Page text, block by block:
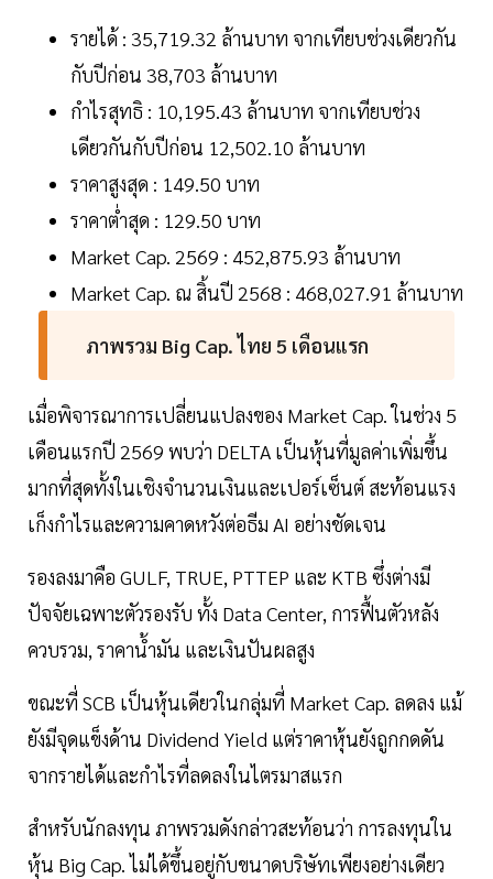
รายได้ : 35,719.32 ล้านบาท จากเทียบช่วงเดียวกัน
กับปีก่อน 38,703 ล้านบาท
กำไรสุทธิ : 10,195.43 ล้านบาท จากเทียบช่วง
เดียวกันกับปีก่อน 12,502.10 ล้านบาท
ราคาสูงสุด : 149.50 บาท
ราคาต่ำสุด : 129.50 บาท
Market Cap. 2569 : 452,875.93 ล้านบาท
Market Cap. ณ สิ้นปี 2568 : 468,027.91 ล้านบาท
ภาพรวม Big Cap. ไทย 5 เดือนแรก
เมื่อพิจารณาการเปลี่ยนแปลงของ Market Cap. ในช่วง 5
เดือนแรกปี 2569 พบว่า DELTA เป็นหุ้นที่มูลค่าเพิ่มขึ้น
มากที่สุดทั้งในเชิงจำนวนเงินและเปอร์เซ็นต์ สะท้อนแรง
เก็งกำไรและความคาดหวังต่อธีม AI อย่างชัดเจน
รองลงมาคือ GULF, TRUE, PTTEP และ KTB ซึ่งต่างมี
ปัจจัยเฉพาะตัวรองรับ ทั้ง Data Center, การฟื้นตัวหลัง
ควบรวม, ราคาน้ำมัน และเงินปันผลสูง
ขณะที่ SCB เป็นหุ้นเดียวในกลุ่มที่ Market Cap. ลดลง แม้
ยังมีจุดแข็งด้าน Dividend Yield แต่ราคาหุ้นยังถูกกดดัน
จากรายได้และกำไรที่ลดลงในไตรมาสแรก
สำหรับนักลงทุน ภาพรวมดังกล่าวสะท้อนว่า การลงทุนใน
หุ้น Big Cap. ไม่ได้ขึ้นอยู่กับขนาดบริษัทเพียงอย่างเดียว